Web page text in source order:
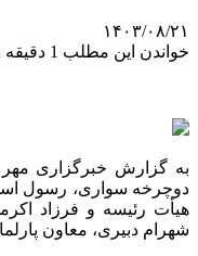
۱۴۰۳/۰۸/۲۱
خواندن این مطلب 1 دقیقه زمان میبرد
به گزارش خبرگزاری
دوچرخه سواری، رسول
هیأت رئیسه و فرزاد
شهرام دبیری، معاون